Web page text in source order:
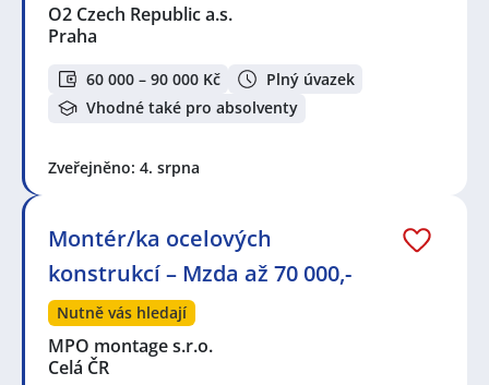
O2 Czech Republic a.s.
Praha
60 000 – 90 000 Kč
Plný úvazek
Vhodné také pro absolventy
Zveřejněno: 4. srpna
Montér/ka ocelových
konstrukcí – Mzda až 70 000,-
Nutně vás hledají
MPO montage s.r.o.
Celá ČR